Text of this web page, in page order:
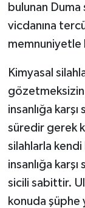
bulunan Duma
vicdanına
memnuniyetle
Kimyasal
gözetmeksizin
insanlığa
süredir gerek
silahlarla kendi
insanlığa karşı
sicili sabittir.
konuda şüphe